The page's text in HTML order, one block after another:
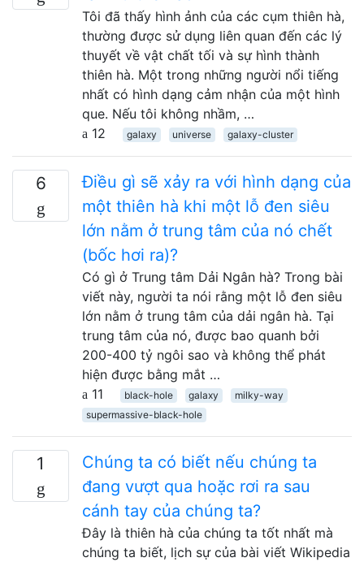
Tôi đã thấy hình ảnh của các cụm thiên hà,
thường được sử dụng liên quan đến các lý
thuyết về vật chất tối và sự hình thành
thiên hà. Một trong những người nổi tiếng
nhất có hình dạng cảm nhận của một hình
que. Nếu tôi không nhầm, …
12
galaxy universe galaxy-cluster
6
Điều gì sẽ xảy ra với hình dạng của
một thiên hà khi một lỗ đen siêu
lớn nằm ở trung tâm của nó chết
(bốc hơi ra)?
Có gì ở Trung tâm Dải Ngân hà? Trong bài
viết này, người ta nói rằng một lỗ đen siêu
lớn nằm ở trung tâm của dải ngân hà. Tại
trung tâm của nó, được bao quanh bởi
200-400 tỷ ngôi sao và không thể phát
hiện được bằng mắt …
11
black-hole galaxy
milky-way
supermassive-black-hole
1
Chúng ta có biết nếu chúng ta
đang vượt qua hoặc rơi ra sau
cánh tay của chúng ta?
Đây là thiên hà của chúng ta tốt nhất mà
chúng ta biết, lịch sự của bài viết Wikipedia